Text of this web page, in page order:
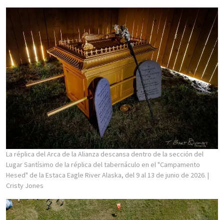
La réplica del Arca de la Alianza descansa dentro de la sección del
Lugar Santísimo de la réplica del tabernáculo en el "Campamento
Hesed" de la Estaca Eagle River Alaska, del 9 al 13 de junio de 2026. |
Cristy Jones